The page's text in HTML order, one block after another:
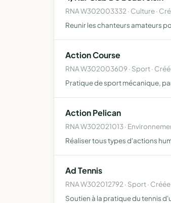
RNA W302003332 · Culture ·
Reunir les chanteurs amateurs
Action Course
RNA W302003609 · Sport ·
Pratique de sport mécanique,
Action Pelican
RNA W302021013 ·
Réaliser tous types d'actions
Ad Tennis
RNA W302012792 · Sport ·
Soutien à la pratique du tennis